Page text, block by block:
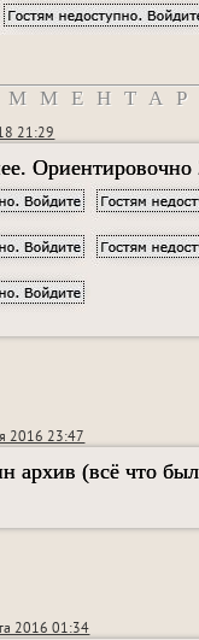
21:29
Ориентировочно
2016 23:47
архив (всё что
2016 01:34